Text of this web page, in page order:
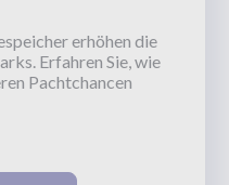
erhöhen die
Erfahren Sie, wie
Pachtchancen